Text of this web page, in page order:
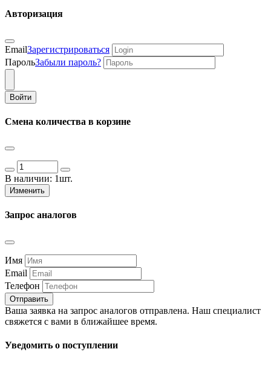
Авторизация
EmailЗарегистрироваться
ПарольЗабыли пароль?
Войти
Смена количества в корзине
В наличии: 1шт.
Изменить
Запрос аналогов
Имя
Email
Телефон
Отправить
Ваша заявка на запрос аналогов отправлена. Наш специалист
свяжется с вами в ближайшее время.
Уведомить о поступлении